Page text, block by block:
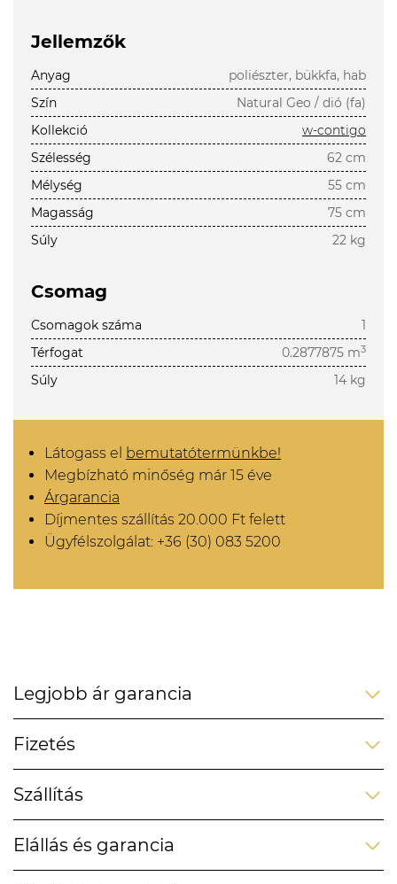
Jellemzők
Anyag
poliészter, bükkfa, hab
Szín
Natural Geo / dió (fa)
Kollekció
w-contigo
Szélesség
62 cm
Mélység
55 cm
Magasság
75 cm
Súly
22 kg
Csomag
Csomagok száma
1
Térfogat
0.2877875 m3
Súly 14 kg
Látogass el bemutatótermünkbe!
Megbízható minőség már 15 éve
Árgarancia
Díjmentes szállítás 20.000 Ft felett
Ügyfélszolgálat: +36 (30) 083 5200
Legjobb ár garancia
Fizetés
Szállítás
Elállás és garancia